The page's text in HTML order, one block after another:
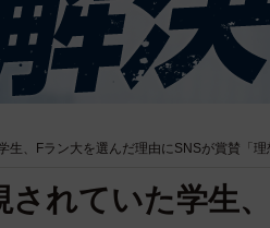
生、Fラン大を選んだ理由にSNSが賞賛「理
されていた学生